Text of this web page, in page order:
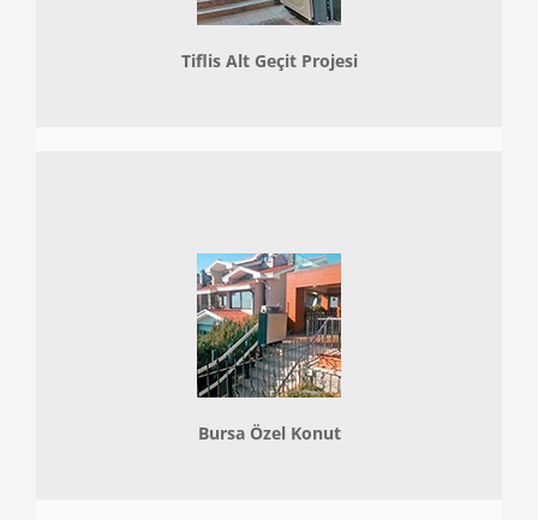
Tiflis Alt Geçit Projesi
Bursa Özel Konut